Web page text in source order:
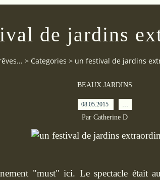
de jardins
> Categories > un festival de jardins
BEAUX JARDINS
08.05.2015
Par Catherine D
"must" ici. Le spectacle était